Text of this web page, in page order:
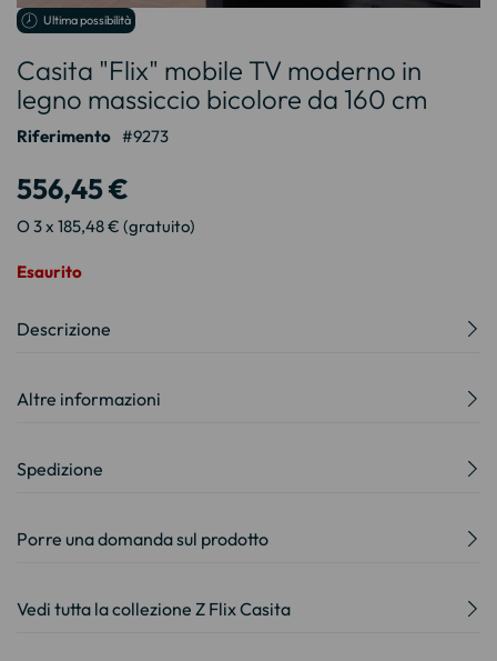
Vai
della
galleria
di
immagini
Ultima possibilità
Casita "Flix" mobile TV moderno in
legno massiccio bicolore da 160 cm
Riferimento 9273
556,45 €
O 3 x 185,48 € (gratuito)
Esaurito
Descrizione
Altre informazioni
Spedizione
Porre una domanda sul prodotto
Vedi tutta la collezione Z Flix Casita